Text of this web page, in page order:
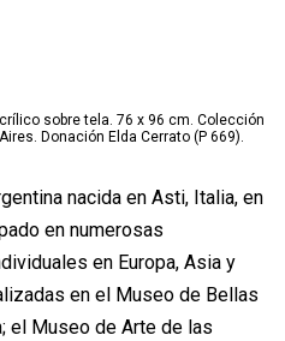
sobre tela. 76 x 96 cm. Colección
Donación Elda Cerrato (P 669).
nacida en Asti, Italia, en
en numerosas
en Europa, Asia y
en el Museo de Bellas
el Museo de Arte de las